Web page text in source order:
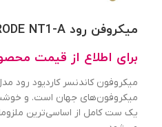
میکروفن رود RODE NT1-A
برای اطلاع از قیمت
میکروفون‌های جهان است. و
یک ست کامل از اساسی‌ترین